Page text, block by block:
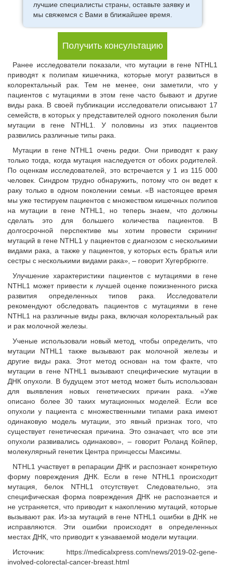
лучшие специалисты страны, оставьте заявку и
мы свяжемся с Вами в ближайшее время.
Получить консультацию
Ранее исследователи показали, что мутации в гене NTHL1
приводят к полипам кишечника, которые могут развиться в
колоректальный рак. Тем не менее, они заметили, что у
пациентов с мутациями в этом гене часто бывают и другие
виды рака. В своей публикации исследователи описывают 17
семейств, в которых у представителей одного поколения были
мутации в гене NTHL1. У половины из этих пациентов
развились различные типы рака.
Мутации в гене NTHL1 очень редки. Они приводят к раку
только тогда, когда мутация наследуется от обоих родителей.
По оценкам исследователей, это встречается у 1 из 115 000
человек. Синдром трудно обнаружить, потому что он ведет к
раку только в одном поколении семьи. «В настоящее время
мы уже тестируем пациентов с множеством кишечных полипов
на мутации в гене NTHL1, но теперь знаем, что должны
сделать это для большего количества пациентов. В
долгосрочной перспективе мы хотим провести скрининг
мутаций в гене NTHL1 у пациентов с диагнозом с несколькими
видами рака, а также у пациентов, у которых есть братья или
сестры с несколькими видами рака», – говорит Хугербрюгге.
Улучшение характеристики пациентов с мутациями в гене
NTHL1 может привести к лучшей оценке пожизненного риска
развития определенных типов рака. Исследователи
рекомендуют обследовать пациентов с мутациями в гене
NTHL1 на различные виды рака, включая колоректальный рак
и рак молочной железы.
Ученые использовали новый метод, чтобы определить, что
мутации NTHL1 также вызывают рак молочной железы и
другие виды рака. Этот метод основан на том факте, что
мутации в гене NTHL1 вызывают специфические мутации в
ДНК опухоли. В будущем этот метод может быть использован
для выявления новых генетических причин рака. «Уже
описано более 30 таких мутационных моделей. Если все
опухоли у пациента с множественными типами рака имеют
одинаковую модель мутации, это явный признак того, что
существует генетическая причина. Это означает, что все эти
опухоли развивались одинаково», – говорит Роланд Койпер,
молекулярный генетик Центра принцессы Максимы.
NTHL1 участвует в репарации ДНК и распознает конкретную
форму повреждения ДНК. Если в гене NTHL1 происходит
мутация, белок NTHL1 отсутствует. Следовательно, эта
специфическая форма повреждения ДНК не распознается и
не устраняется, что приводит к накоплению мутаций, которые
вызывают рак. Из-за мутаций в гене NTHL1 ошибки в ДНК не
исправляются. Эти ошибки происходят в определенных
местах ДНК, что приводит к узнаваемой модели мутации.
Источник: https://medicalxpress.com/news/2019-02-gene-
involved-colorectal-cancer-breast.html